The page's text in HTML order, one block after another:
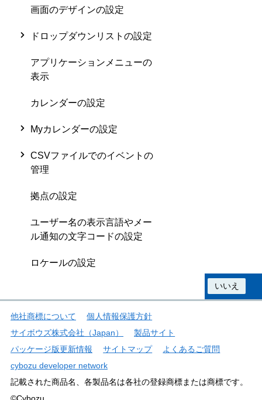
画面のデザインの設定
ドロップダウンリストの設定
アプリケーションメニューの
表示
カレンダーの設定
Myカレンダーの設定
CSVファイルでのイベントの
管理
拠点の設定
ユーザー名の表示言語やメー
ル通知の文字コードの設定
ロケールの設定
いいえ
他社商標について
個人情報保護方針
サイボウズ株式会社（Japan）
製品サイト
パッケージ版更新情報
サイトマップ
よくあるご質問
cybozu developer network
記載された商品名、各製品名は各社の登録商標または商標です。
©Cybozu